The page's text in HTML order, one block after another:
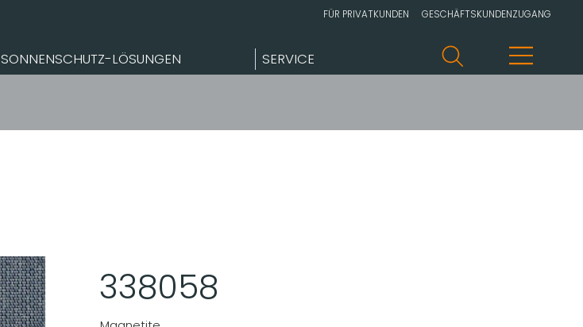
SONNENSCHUTZ-LÖSUNGEN SERVICE
FÜR PRIVATKUNDEN GESCHÄFTSKUNDENZUGANG
338058